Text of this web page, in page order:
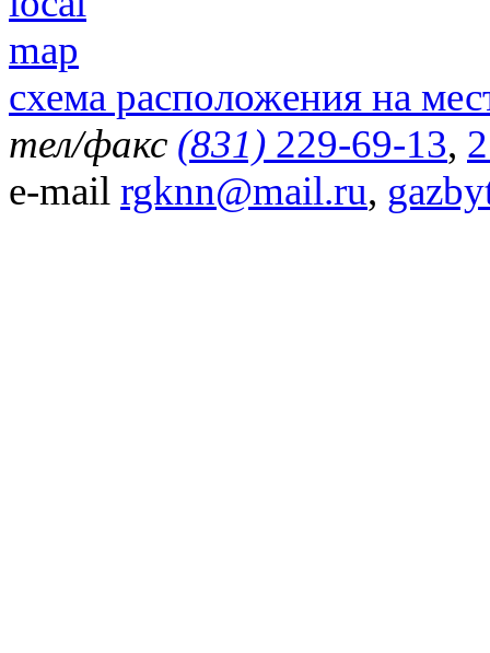
схема расположения на
тел/факс (831) 229-69-13,
e-mail rgknn@mail.ru,